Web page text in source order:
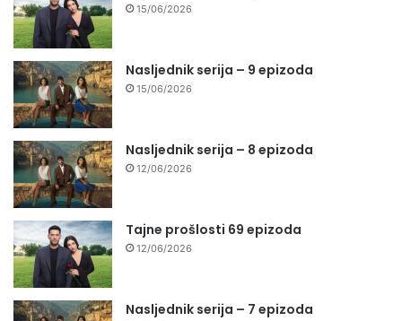
15/06/2026
Nasljednik serija – 9 epizoda
15/06/2026
Nasljednik serija – 8 epizoda
12/06/2026
Tajne prošlosti 69 epizoda
12/06/2026
Nasljednik serija – 7 epizoda